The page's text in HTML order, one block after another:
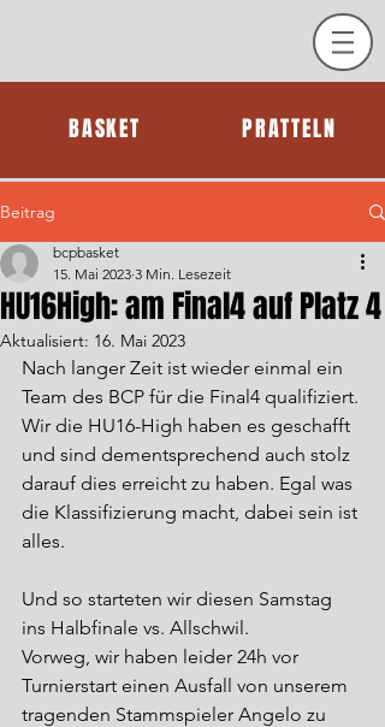
PRATTELN
BASKET
Beitrag
HU16High: am Final4 auf Platz 4
bcpbasket
15. Mai 2023 3 Min. Lesezeit
Aktualisiert: 16. Mai 2023
Nach langer Zeit ist wieder einmal ein
Team des BCP für die Final4 qualifiziert.
Wir die HU16-High haben es geschafft
und sind dementsprechend auch stolz
darauf dies erreicht zu haben. Egal was
die Klassifizierung macht, dabei sein ist
alles.
Und so starteten wir diesen Samstag
ins Halbfinale vs. Allschwil.
Vorweg, wir haben leider 24h vor
Turnierstart einen Ausfall von unserem
tragenden Stammspieler Angelo zu